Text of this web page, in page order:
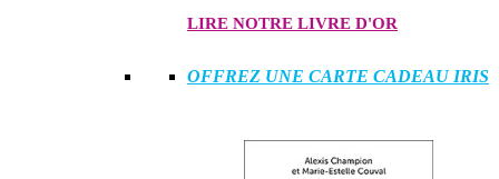
LIRE NOTRE LIVRE D'OR
OFFREZ UNE CARTE CADEAU IRIS